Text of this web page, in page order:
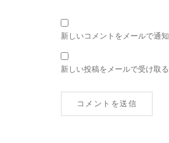
新しいコメントをメールで通知
新しい投稿をメールで受け取る